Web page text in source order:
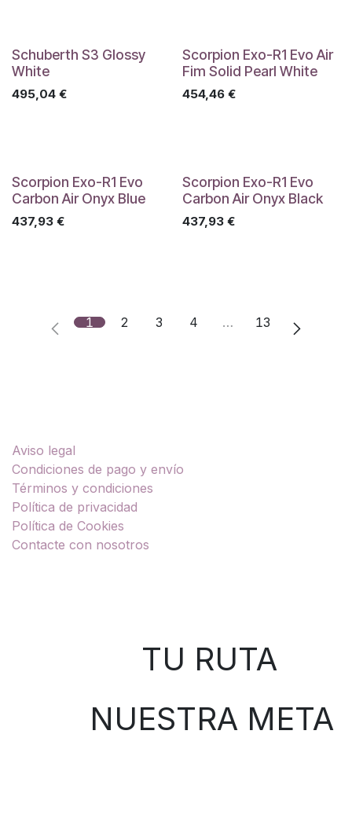
Schuberth S3 Glossy
White
495,04 €
Scorpion Exo-R1 Evo Air
Fim Solid Pearl White
454,46€
Scorpion Exo-R1 Evo
Carbon Air Onyx Blue
437,93 €
Scorpion Exo-R1 Evo
Carbon Air Onyx Black
437,93€
1 2 3 4 … 13
Aviso legal
Condiciones de pago y envío
Términos y condiciones
Política de privacidad
Política de Cookies
Contacte con nosotros
TU RUTA
NUESTRA META